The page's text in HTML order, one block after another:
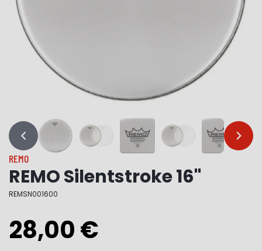
… …
REMO
REMO Silentstroke 16"
REMSN001600
28,00 €